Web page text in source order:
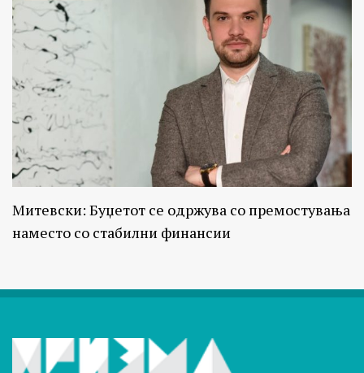
Митевски: Буџетот се одржува со премостувања
наместо со стабилни финансии